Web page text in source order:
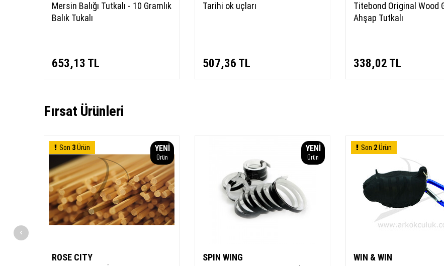
Mersin Balığı Tutkalı - 10 Gramlık
Balık Tukalı
653,13 TL
Tarihi ok uçları
507,36 TL
Titebond Original Wood
Ahşap Tutkalı
338,02 TL
Fırsat Ürünleri
YENI
Ürün
Son 3Ürün
ROSE CITY
YENI
Ürün
SPIN WING
Son 2Ürün
WIN & WIN